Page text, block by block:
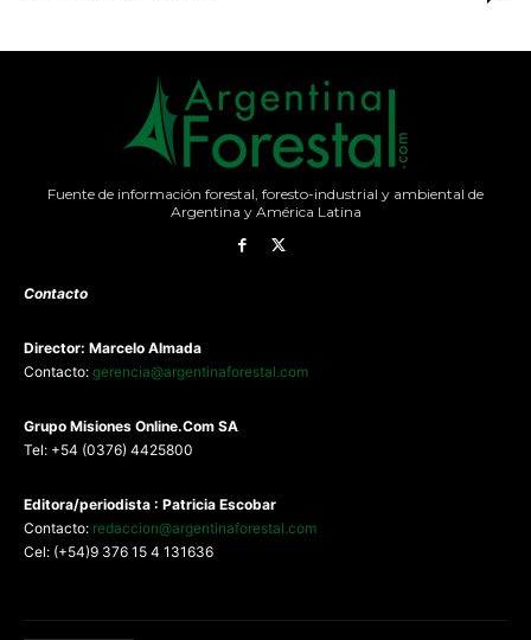
Fuente de información forestal, foresto-industrial y ambiental de
Argentina y América Latina
Contacto
Director: Marcelo Almada
Contacto: gerencia@argentinaforestal.com
Grupo Misiones Online.Com SA
Tel: +54 (0376) 4425800
Editora/periodista : Patricia Escobar
Contacto: redaccion@argentinaforestal.com
Cel: (+54)9 376 15 4 131636